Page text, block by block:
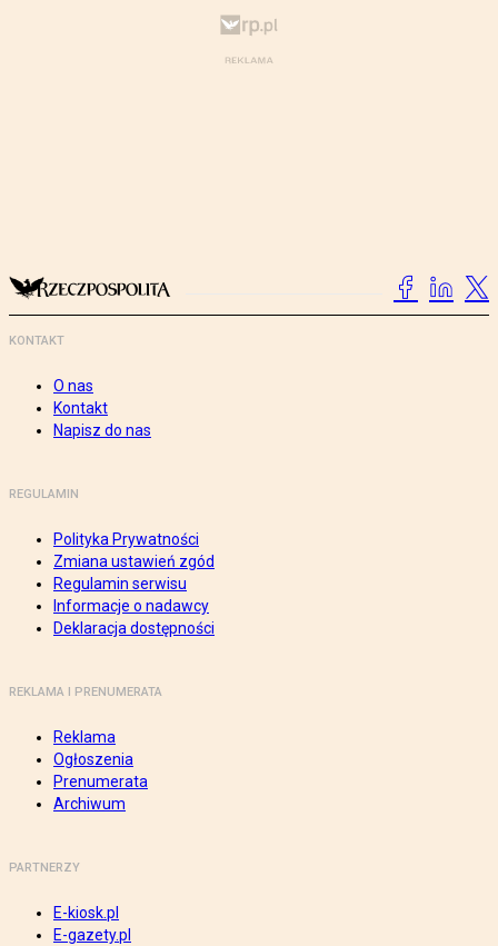
KONTAKT
O nas
Kontakt
Napisz do nas
REGULAMIN
Polityka Prywatności
Zmiana ustawień zgód
Regulamin serwisu
Informacje o nadawcy
Deklaracja dostępności
REKLAMA I PRENUMERATA
Reklama
Ogłoszenia
Prenumerata
Archiwum
PARTNERZY
E-kiosk.pl
E-gazety.pl